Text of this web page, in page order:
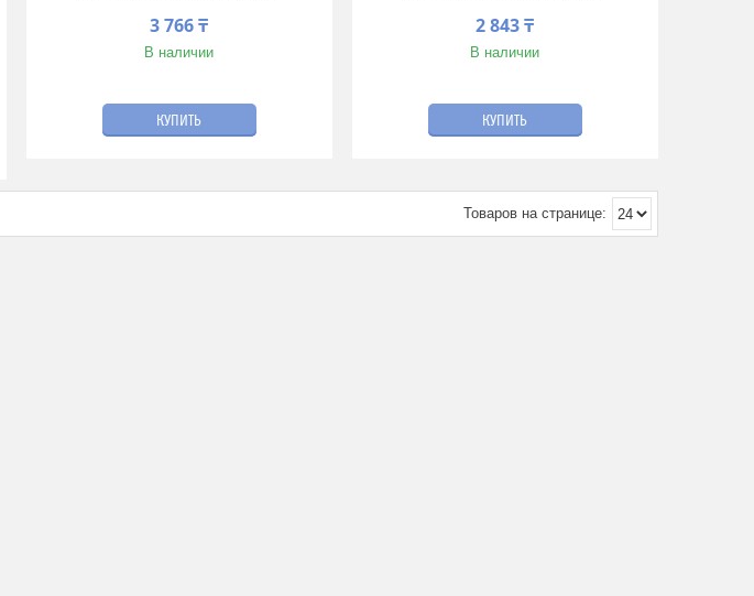
3 766 ₸
В наличии
КУПИТЬ
2 843 ₸
В наличии
КУПИТЬ